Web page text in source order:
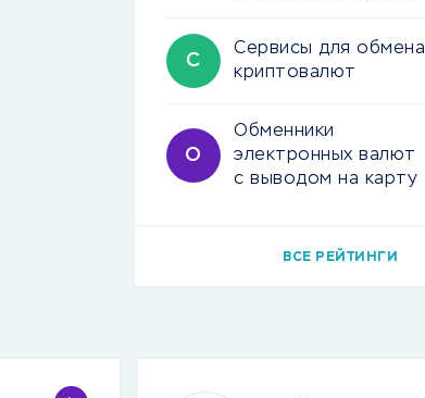
С
Сервисы для обмена
криптовалют
О
Обменники
электронных валют
с выводом на карту
ВСЕ РЕЙТИНГИ